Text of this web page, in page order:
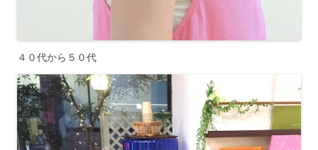
４０代から５０代